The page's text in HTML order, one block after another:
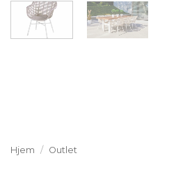
Hjem / Outlet